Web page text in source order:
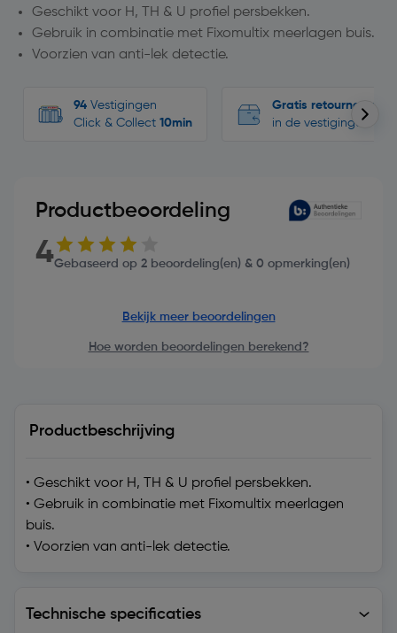
Geschikt voor H, TH & U profiel persbekken.
Gebruik in combinatie met Fixomultix meerlagen buis.
Voorzien van anti-lek detectie.
94 Vestigingen
Click & Collect 10min
Gratis retourneren
in de vestigingen
Productbeoordeling
4Gebaseerd op 2 beoordeling(en) & 0 opmerking(en)
Bekijk meer beoordelingen
Hoe worden beoordelingen berekend?
Productbeschrijving
• Geschikt voor H, TH & U profiel persbekken.
• Gebruik in combinatie met Fixomultix meerlagen
buis.
• Voorzien van anti-lek detectie.
Technische specificaties